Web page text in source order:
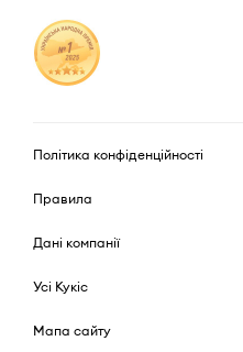
Політика конфіденційності
Правила
Дані компанії
Усі Кукіс
Мапа сайту